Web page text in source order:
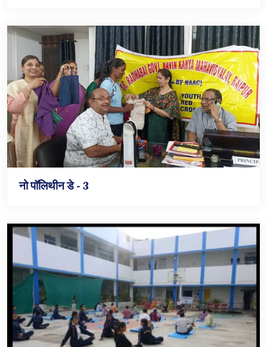
नो पॉलिथीन डे - 3